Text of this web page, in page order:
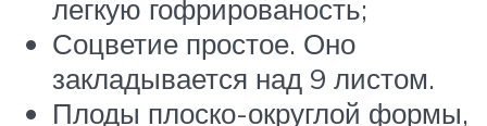
легкую гофрированость;
Соцветие простое. Оно
закладывается над 9 листом.
Плоды плоско-округлой формы,